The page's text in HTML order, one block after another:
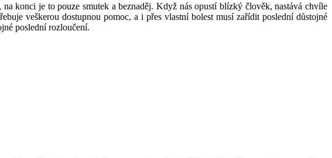
konci je to pouze smutek a beznaděj. Když nás opustí blízký člověk, nastává chvíle
veškerou dostupnou pomoc, a i přes vlastní bolest musí zařídit poslední důstojné
poslední rozloučení.